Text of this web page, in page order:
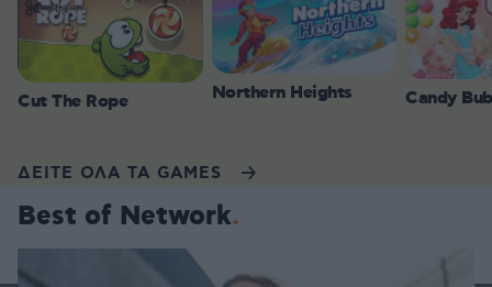
Cut The Rope Northern Heights Candy
ΔΕΙΤΕ ΟΛΑ ΤΑ GAMES
Best of Network